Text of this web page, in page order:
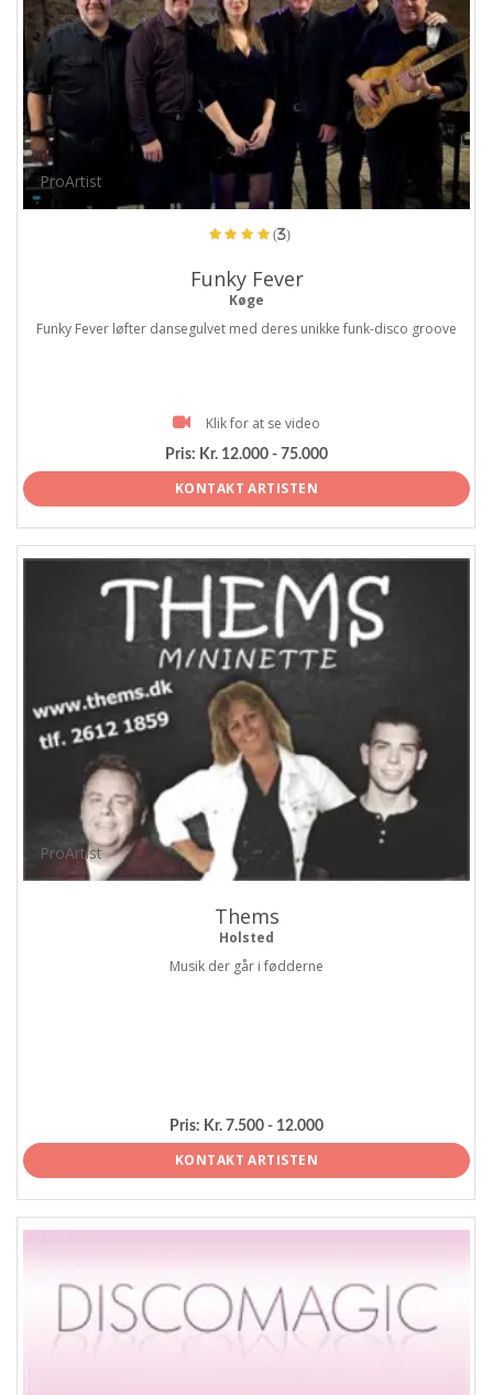
ProArtist
(3)
Funky Fever
Køge
Funky Fever løfter dansegulvet med deres unikke funk-disco groove
Klik for at se video
Pris: Kr. 12.000 - 75.000
KONTAKT ARTISTEN
ProArtist
Thems
Holsted
Musik der går i fødderne
Pris: Kr. 7.500 - 12.000
KONTAKT ARTISTEN